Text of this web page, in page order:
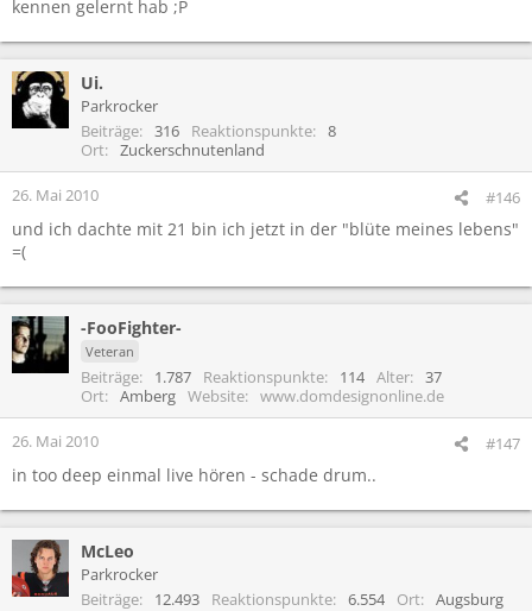
ja, ich kenne höchstens 7lieder von denen
ich kenn grad mal 4....
aber auch nur weil ich auf youtube die angehört hab weil die für
rip bestätigt worden sind ;)
kennen gelernt hab ;P
Ui.
Parkrocker
Beiträge
316 Reaktionspunkte
8
Ort
Zuckerschnutenland
26. Mai 2010 #146
und ich dachte mit 21 bin ich jetzt in der "blüte meines lebens"
=(
-FooFighter-
Veteran
Beiträge 1.787 Reaktionspunkte 114 Alter
37
Ort
Amberg Website www.domdesignonline.de
26. Mai 2010 #147
in too deep einmal live hören - schade drum..
McLeo
Parkrocker
Beiträge
12.493 Reaktionspunkte 6.554 Ort Augsburg